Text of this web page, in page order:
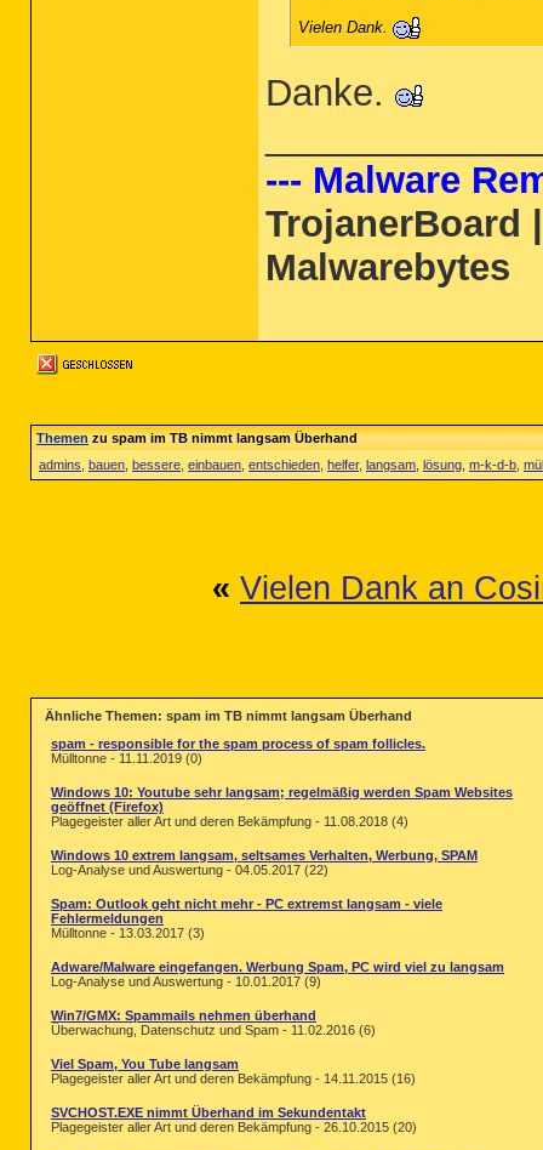
Vielen Dank.
Danke.
--- Malware
TrojanerBoard
Malwarebytes
Themenzu spam im TB nimmt langsam Überhand
admins bauen bessere einbauen entschieden helfer, langsam lösung m-k-d-b
« Vielen Dank an
Ähnliche Themen: spam im TB nimmt langsam Überhand
spam - responsible for the spam process of spam follicles.
Mülltonne - 11.11.2019 (0)
Windows 10: Youtube sehr langsam; regelmäßig werden Spam Websites
geöffnet (Firefox)
Plagegeister aller Art und deren Bekämpfung - 11.08.2018 (4)
Windows 10 extrem langsam, seltsames Verhalten, Werbung, SPAM
Log-Analyse und Auswertung - 04.05.2017 (22)
Spam: Outlook geht nicht mehr - PC extremst langsam - viele
Fehlermeldungen
Mülltonne - 13.03.2017 (3)
Adware/Malware eingefangen. Werbung Spam, PC wird viel zu langsam
Log-Analyse und Auswertung - 10.01.2017 (9)
Win7/GMX: Spammails nehmen überhand
Überwachung, Datenschutz und Spam - 11.02.2016 (6)
Viel Spam, You Tube langsam
Plagegeister aller Art und deren Bekämpfung - 14.11.2015 (16)
SVCHOST.EXE nimmt Überhand im Sekundentakt
Plagegeister aller Art und deren Bekämpfung - 26.10.2015 (20)